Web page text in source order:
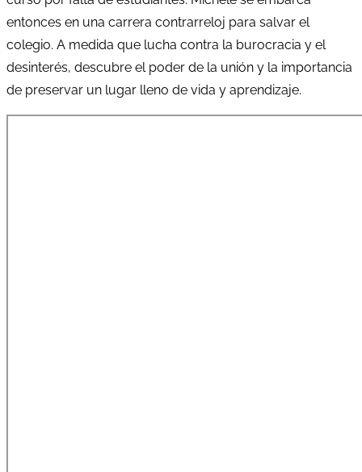
entonces en una carrera contrarreloj para salvar el
colegio. A medida que lucha contra la burocracia y el
desinterés, descubre el poder de la unión y la importancia
de preservar un lugar lleno de vida y aprendizaje.